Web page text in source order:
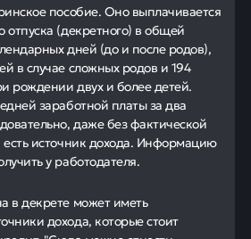
пособие. Оно выплачивается
отпуска (декретного) в общей
дней (до и после родов),
в случае сложных родов и 194
рождении двух и более детей.
заработной платы за два
даже без фактической
есть источник дохода. Информацию
у работодателя.
в декрете может иметь
дохода, которые стоит